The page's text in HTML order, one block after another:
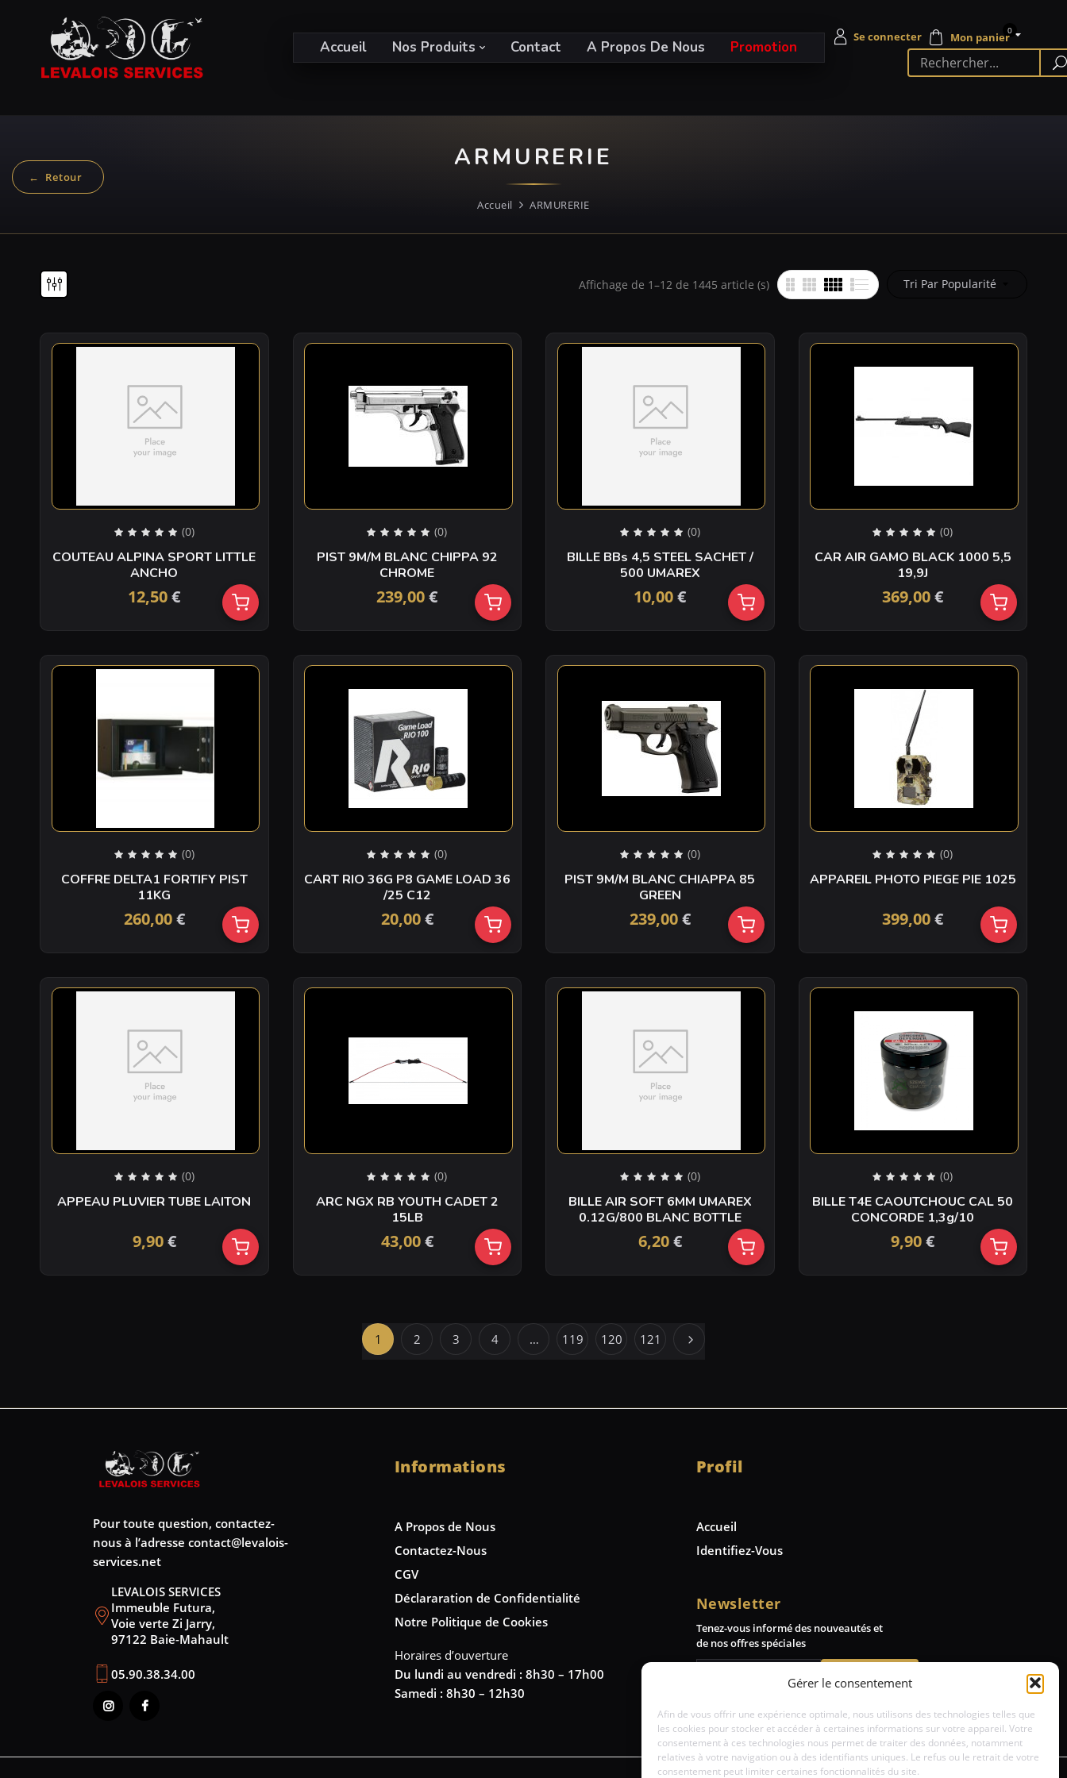
Gérer le consentement
Afin de vous offrir une expérience optimale, nous utilisons des technologies telles que
les cookies pour stocker et accéder à certaines informations sur votre appareil. Votre
consentement à ces technologies nous permet de traiter des données, notamment
relatives à votre navigation ou à des identifiants uniques. Le refus ou le retrait de votre
consentement peut limiter certaines fonctionnalités du site.
Accueil Nos Produits Contact A Propos De Nous Promotion
0
ARMURERIE
Accueil ARMURERIE
Tri Par Popularité
Affichage de 1–12 de 1445 article (s)
(0)
COUTEAU ALPINA SPORT LITTLE
ANCHO
12,50€
(0)
PIST 9M/M BLANC CHIPPA 92
CHROME
239,00€
(0)
BILLE BBs 4,5 STEEL SACHET /
500 UMAREX
10,00€
(0)
CAR AIR GAMO BLACK 1000 5,5
19,9J
369,00€
(0)
COFFRE DELTA1 FORTIFY PIST
11KG
260,00€
(0)
CART RIO 36G P8 GAME LOAD 36
/25 C12
20,00€
(0)
PIST 9M/M BLANC CHIAPPA 85
GREEN
239,00€
(0)
APPAREIL PHOTO PIEGE PIE 1025
399,00€
(0)
APPEAU PLUVIER TUBE LAITON
9,90€
(0)
ARC NGX RB YOUTH CADET 2
15LB
43,00€
(0)
BILLE AIR SOFT 6MM UMAREX
0.12G/800 BLANC BOTTLE
6,20€
(0)
BILLE T4E CAOUTCHOUC CAL 50
CONCORDE 1,3g/10
9,90€
1 2 3 4 … 119 120 121
Pour toute question, contactez-
nous à l’adresse contact@levalois-
services.net
LEVALOIS SERVICES
Immeuble Futura,
Voie verte Zi Jarry,
97122 Baie-Mahault
05.90.38.34.00
Informations
A Propos de Nous
Contactez-Nous
CGV
Déclararation de Confidentialité
Notre Politique de Cookies
Horaires d’ouverture
Du lundi au vendredi : 8h30 – 17h00
Samedi : 8h30 – 12h30
Profil
Accueil
Identifiez-Vous
Newsletter
Tenez-vous informé des nouveautés et
de nos offres spéciales